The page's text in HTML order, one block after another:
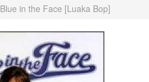
Blue in the Face [Luaka Bop]